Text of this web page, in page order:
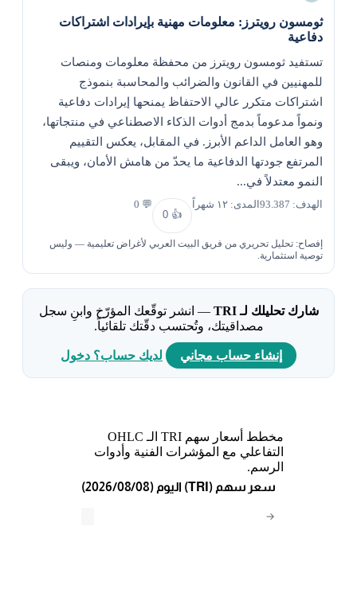
ثومسون رويترز: معلومات مهنية بإيرادات اشتراكات
دفاعية
تستفيد ثومسون رويترز من محفظة معلومات ومنصات
للمهنيين في القانون والضرائب والمحاسبة بنموذج
اشتراكات متكرر عالي الاحتفاظ يمنحها إيرادات دفاعية
ونمواً مدعوماً بدمج أدوات الذكاء الاصطناعي في منتجاتها،
وهو العامل الداعم الأبرز. في المقابل، يعكس التقييم
المرتفع جودتها الدفاعية ما يحدّ من هامش الأمان، ويبقى
النمو معتدلاً في...
الهدف: 93.387
المدى: ١٢ شهراً
👍
0
💬 0
إفصاح: تحليل تحريري من فريق البيت العربي لأغراض تعليمية — وليس
توصية استثمارية.
شارك تحليلك لـ TRI
— انشر توقّعك المؤرّخ وابنِ سجل
مصداقيتك، وتُحتسب دقّتك تلقائياً.
إنشاء حساب مجاني لديك حساب؟ دخول
مخطط أسعار سهم TRI الـ OHLC
التفاعلي مع المؤشرات الفنية وأدوات
الرسم.
→
(2026/08/08) اليوم (TRI) سعر سهم